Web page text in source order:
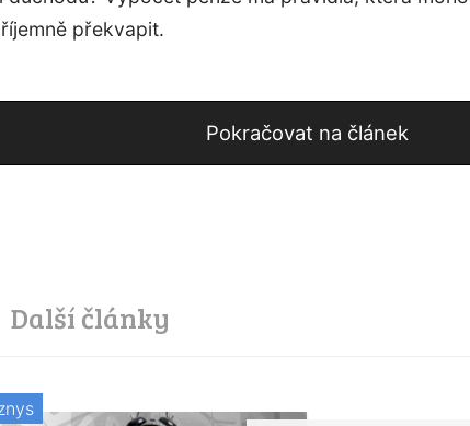
překvapit.
Pokračovat na článek
Další články